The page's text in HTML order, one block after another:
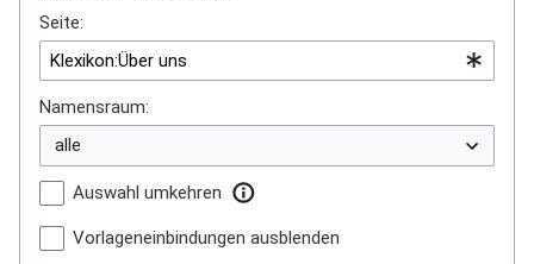
Seite:
Namensraum:
Auswahl umkehren
Vorlageneinbindungen ausblenden